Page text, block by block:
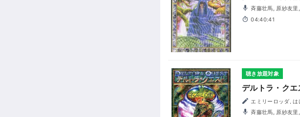
青木崇
04:40:41
聴き放題対象
デルトラ・ク
エミリーロッダ,